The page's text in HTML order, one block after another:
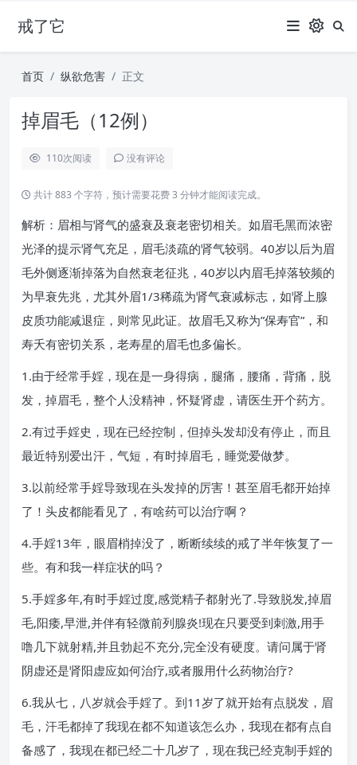
戒了它
首页 纵欲危害 正文
掉眉毛（12例）
110次阅读 没有评论
共计 883 个字符，预计需要花费 3 分钟才能阅读完成。
解析：眉相与肾气的盛衰及衰老密切相关。如眉毛黑而浓密
光泽的提示肾气充足，眉毛淡疏的肾气较弱。40岁以后为眉
毛外侧逐渐掉落为自然衰老征兆，40岁以内眉毛掉落较频的
为早衰先兆，尤其外眉1/3稀疏为肾气衰减标志，如肾上腺
皮质功能减退症，则常见此证。故眉毛又称为”保寿官”，和
寿夭有密切关系，老寿星的眉毛也多偏长。
1.由于经常手婬，现在是一身得病，腿痛，腰痛，背痛，脱
发，掉眉毛，整个人没精神，怀疑肾虚，请医生开个药方。
2.有过手婬史，现在已经控制，但掉头发却没有停止，而且
最近特别爱出汗，气短，有时掉眉毛，睡觉爱做梦。
3.以前经常手婬导致现在头发掉的厉害！甚至眉毛都开始掉
了！头皮都能看见了，有啥药可以治疗啊？
4.手婬13年，眼眉梢掉没了，断断续续的戒了半年恢复了一
些。有和我一样症状的吗？
5.手婬多年,有时手婬过度,感觉精子都射光了.导致脱发,掉眉
毛,阳痿,早泄,并伴有轻微前列腺炎!现在只要受到刺激,用手
噜几下就射精,并且勃起不充分,完全没有硬度。请问属于肾
阴虚还是肾阳虚应如何治疗,或者服用什么药物治疗?
6.我从七，八岁就会手婬了。到11岁了就开始有点脱发，眉
毛，汗毛都掉了我现在都不知道该怎么办，我现在都有点自
备感了，我现在都已经二十几岁了，现在我已经克制手婬的